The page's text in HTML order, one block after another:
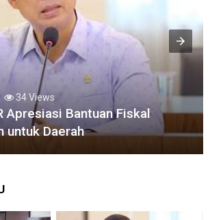
34 Views
Apresiasi Bantuan Fiskal
untuk Daerah